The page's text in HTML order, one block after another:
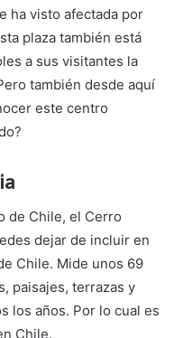
ha visto afectada por
plaza también está
a sus visitantes la
también desde aquí
este centro
de Chile, el Cerro
dejar de incluir en
Chile. Mide unos 69
paisajes, terrazas y
los años. Por lo cual es
Chile.